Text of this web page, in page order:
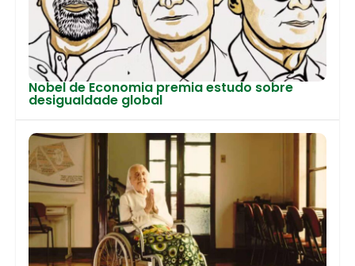
Nobel de Economia premia estudo sobre
desigualdade global